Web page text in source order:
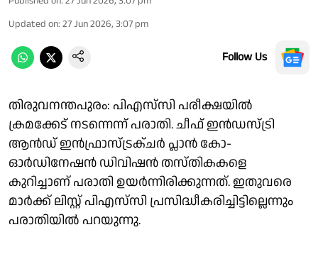
Updated on: 27 Jun 2026, 3:07 pm
Follow Us
തിരുവനന്തപുരം: പിഎസ്‌സി പരീക്ഷയിൽ
ക്രമക്കേട് നടന്നെന്ന് പരാതി. ചീഫ് ഇൻഡസ്ട്രി
ആൻഡ് ഇൻഫ്രാസ്ട്രക്ചർ പ്ലാൻ കോ-
ഓർഡിനേഷൻ ഡിവിഷൻ തസ്തികകളെ
കുറിച്ചാണ് പരാതി ഉയർന്നിരിക്കുന്നത്. ഇതുവരെ
മാർക്ക് ലിസ്റ്റ് പിഎസ്‌സി പ്രസിദ്ധീകരിച്ചിട്ടില്ലെന്നും
പരാതിയിൽ പറയുന്നു.